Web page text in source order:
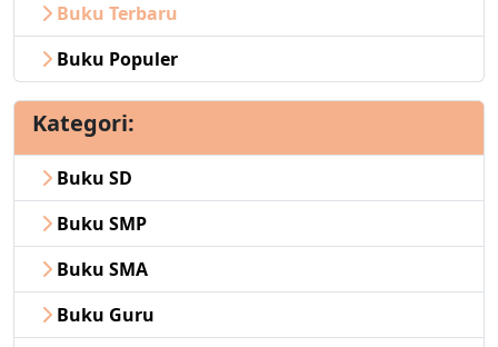
Buku Terbaru
Buku Populer
Kategori:
Buku SD
Buku SMP
Buku SMA
Buku Guru